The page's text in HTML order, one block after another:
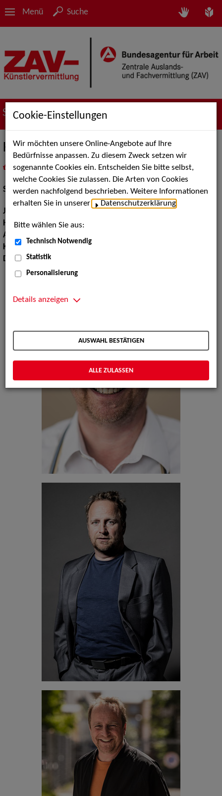
Menü Suche
Suche nach Künstler*innen
Karsten Kramer
als PDF speichern
inMeine Merklistelegen
Schauspiel:Bühne
Jahrgang:
Haarfarbe:blon
Augenfarbe:
Körpergröße:
Dialekte:Berlinerisch
Cookie-Einstellungen
Wir möchten unsere Online-Angebote auf Ihre
Bedürfnisse anpassen. Zu diesem Zweck setzen wir
sogenannte Cookies ein. Entscheiden Sie bitte selbst,
welche Cookies Sie zulassen. Die Arten von Cookies
werden nachfolgend beschrieben. Weitere Informationen
erhalten Sie in unserer
Datenschutzerklärung
Bitte wählen Sie aus:
Technisch Notwendig
Statistik
Personalisierung
Details anzeigen
AUSWAHL BESTÄTIGEN
ALLE ZULASSEN